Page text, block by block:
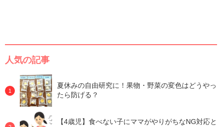
人気の記事
夏休みの自由研究に！果物・野菜の変色はどうやっ
たら防げる？
【4歳児】食べない子にママがやりがちなNG対応と